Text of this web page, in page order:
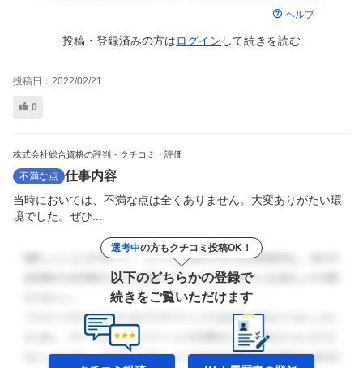
ヘルプ
投稿・登録済みの方はログイン して続きを読む
投稿日： 2022/02/21
0
株式会社総合資格の評判・クチコミ・評価
不満な点 仕事内容
当時においては、不満な点は全くありません。大変ありがたい環
境でした。ぜひ...
選考中の方もクチコミ投稿OK！
以下のどちらかの登録で
続きをご覧いただけます